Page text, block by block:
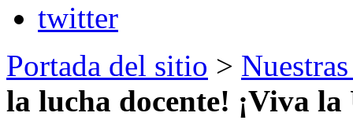
twitter
Portada del sitio >
la lucha docente! ¡Viva